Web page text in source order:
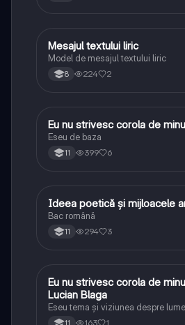
Limba și literatura română
Mesajul textului liric
Model de mesajul textului liric
8 224 2
Limba și literatura română
Eu nu strivesc corola de
Eseu de baza
11 399 6
Limba și literatura română
Ideea poetică și mijloacele
Bac română
11 294 3
Limba și literatura română
Eu nu strivesc corola de
Lucian Blaga
Eseu tema și viziunea despre lume
163 1